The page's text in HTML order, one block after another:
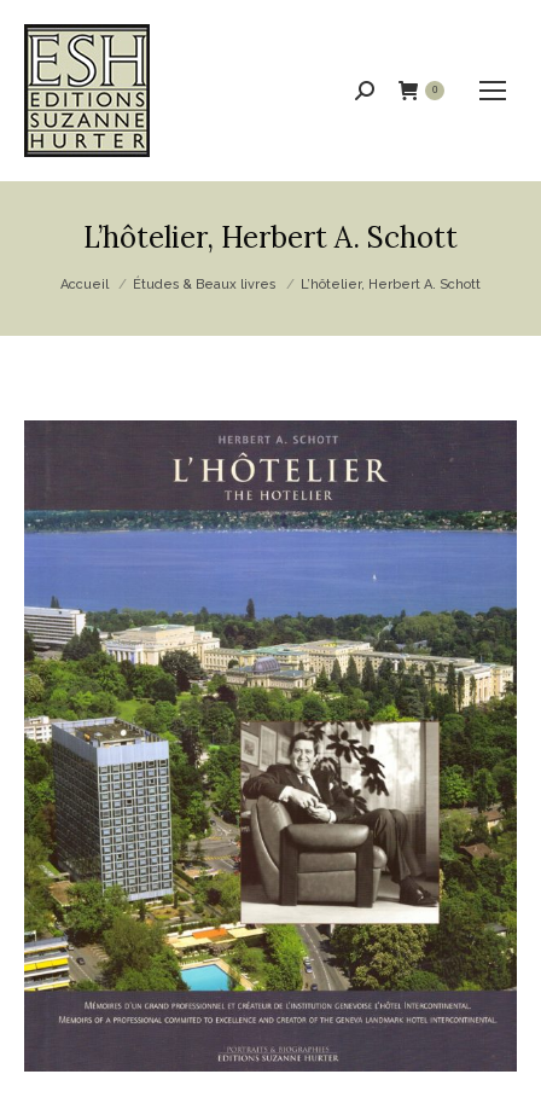
Recherche
0
L’hôtelier, Herbert A. Schott
Vous êtes ici :
Accueil Études & Beaux livres L’hôtelier, Herbert A. Schott